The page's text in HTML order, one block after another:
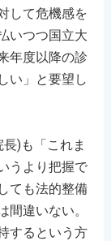
して危機感を
いつつ国立大
年度以降の診
い」と要望し
)も「これま
うより把握で
ても法的整備
違いない。
するという方